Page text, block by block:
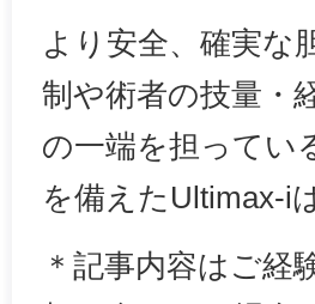
より安全、確実な
制や術者の技量・
の一端を担ってい
を備えたUltimax-i
＊記事内容はご経